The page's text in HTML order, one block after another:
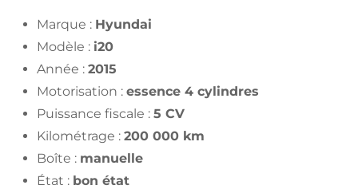
Marque : Hyundai
Modèle : i20
Année : 2015
Motorisation : essence 4 cylindres
Puissance fiscale : 5 CV
Kilométrage : 200 000 km
Boîte : manuelle
État : bon état